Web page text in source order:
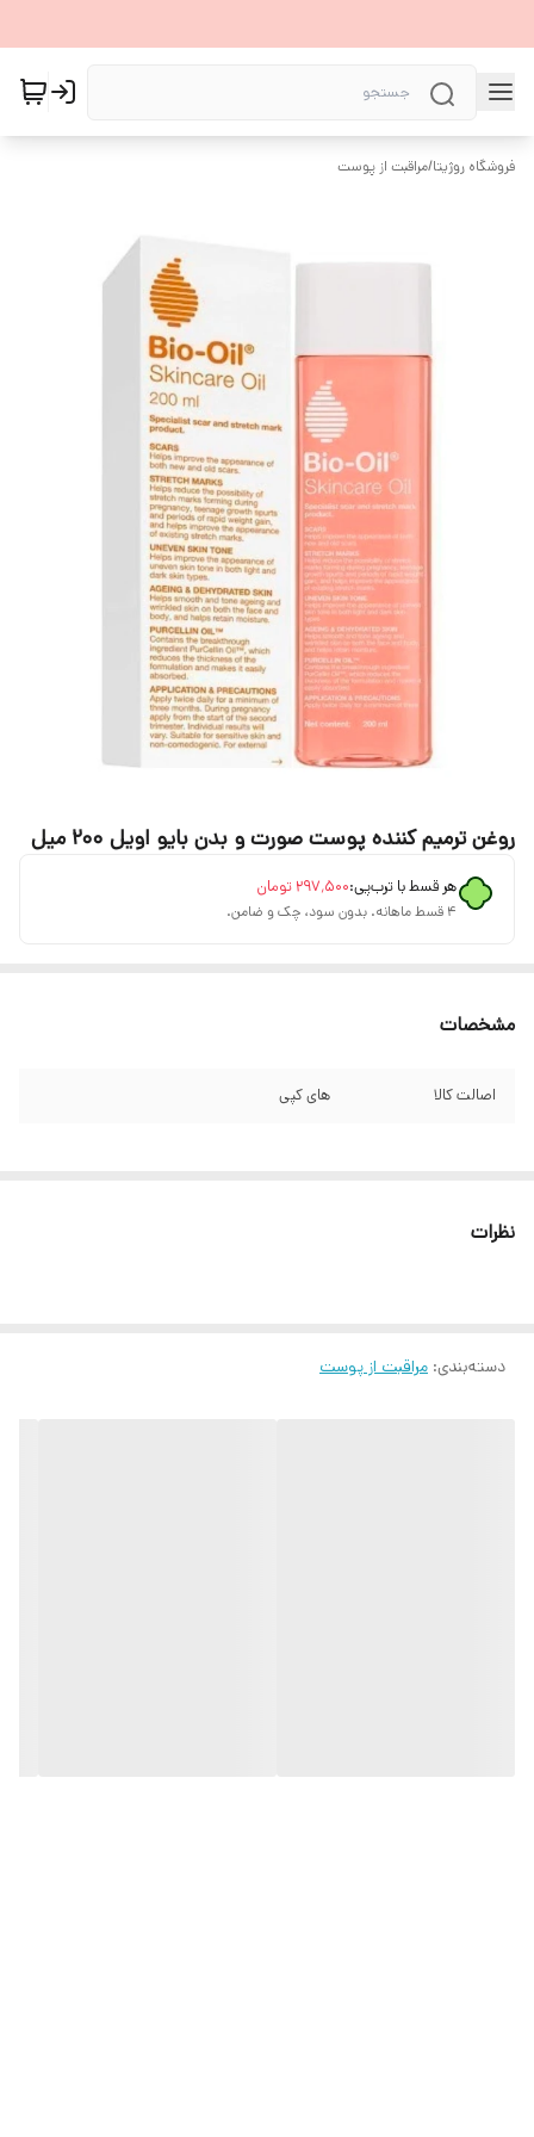
فروشگاه روژیتا/مراقبت از پوست
روغن ترمیم کننده پوست صورت و بدن بایو اویل 200 میل
هر قسط با ترب‌پی:۲۹۷٬۵۰۰ تومان
۴ قسط ماهانه. بدون سود، چک و ضامن.
مشخصات
اصالت کالا های کپی
نظرات
دسته‌بندی: مراقبت از پوست